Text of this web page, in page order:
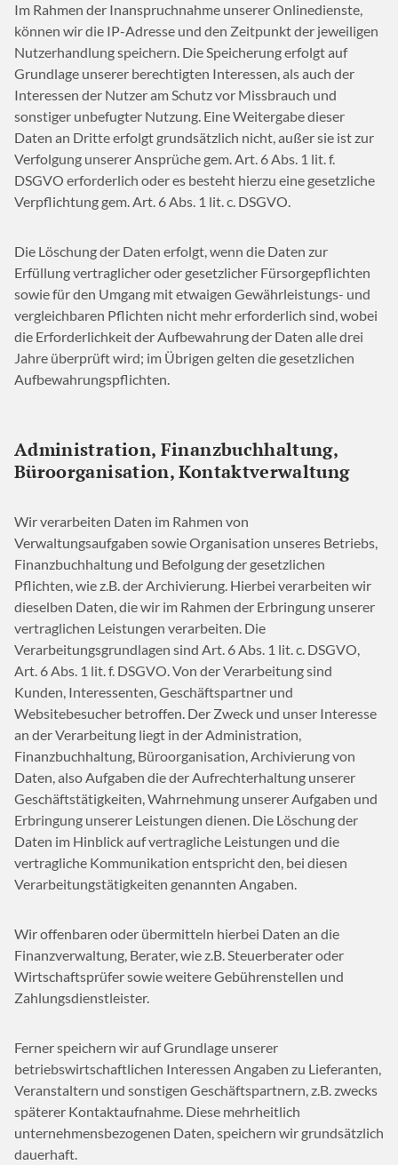
Im Rahmen der Inanspruchnahme unserer Onlinedienste,
können wir die IP-Adresse und den Zeitpunkt der jeweiligen
Nutzerhandlung speichern. Die Speicherung erfolgt auf
Grundlage unserer berechtigten Interessen, als auch der
Interessen der Nutzer am Schutz vor Missbrauch und
sonstiger unbefugter Nutzung. Eine Weitergabe dieser
Daten an Dritte erfolgt grundsätzlich nicht, außer sie ist zur
Verfolgung unserer Ansprüche gem. Art. 6 Abs. 1 lit. f.
DSGVO erforderlich oder es besteht hierzu eine gesetzliche
Verpflichtung gem. Art. 6 Abs. 1 lit. c. DSGVO.
Die Löschung der Daten erfolgt, wenn die Daten zur
Erfüllung vertraglicher oder gesetzlicher Fürsorgepflichten
sowie für den Umgang mit etwaigen Gewährleistungs- und
vergleichbaren Pflichten nicht mehr erforderlich sind, wobei
die Erforderlichkeit der Aufbewahrung der Daten alle drei
Jahre überprüft wird; im Übrigen gelten die gesetzlichen
Aufbewahrungspflichten.
Administration, Finanzbuchhaltung,
Büroorganisation, Kontaktverwaltung
Wir verarbeiten Daten im Rahmen von
Verwaltungsaufgaben sowie Organisation unseres Betriebs,
Finanzbuchhaltung und Befolgung der gesetzlichen
Pflichten, wie z.B. der Archivierung. Hierbei verarbeiten wir
dieselben Daten, die wir im Rahmen der Erbringung unserer
vertraglichen Leistungen verarbeiten. Die
Verarbeitungsgrundlagen sind Art. 6 Abs. 1 lit. c. DSGVO,
Art. 6 Abs. 1 lit. f. DSGVO. Von der Verarbeitung sind
Kunden, Interessenten, Geschäftspartner und
Websitebesucher betroffen. Der Zweck und unser Interesse
an der Verarbeitung liegt in der Administration,
Finanzbuchhaltung, Büroorganisation, Archivierung von
Daten, also Aufgaben die der Aufrechterhaltung unserer
Geschäftstätigkeiten, Wahrnehmung unserer Aufgaben und
Erbringung unserer Leistungen dienen. Die Löschung der
Daten im Hinblick auf vertragliche Leistungen und die
vertragliche Kommunikation entspricht den, bei diesen
Verarbeitungstätigkeiten genannten Angaben.
Wir offenbaren oder übermitteln hierbei Daten an die
Finanzverwaltung, Berater, wie z.B. Steuerberater oder
Wirtschaftsprüfer sowie weitere Gebührenstellen und
Zahlungsdienstleister.
Ferner speichern wir auf Grundlage unserer
betriebswirtschaftlichen Interessen Angaben zu Lieferanten,
Veranstaltern und sonstigen Geschäftspartnern, z.B. zwecks
späterer Kontaktaufnahme. Diese mehrheitlich
unternehmensbezogenen Daten, speichern wir grundsätzlich
dauerhaft.